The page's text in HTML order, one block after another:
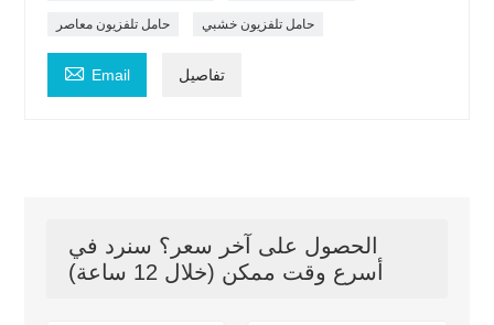
حامل تلفزيون معاصر حامل تلفزيون خشبي
 Email تفاصيل
الحصول على آخر سعر؟ سنرد في
أسرع وقت ممكن (خلال 12 ساعة)